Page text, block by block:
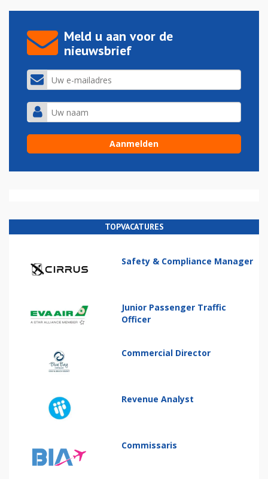
Meld u aan voor de
nieuwsbrief
TOPVACATURES
Safety & Compliance Manager
Junior Passenger Traffic
Officer
Commercial Director
Revenue Analyst
Commissaris